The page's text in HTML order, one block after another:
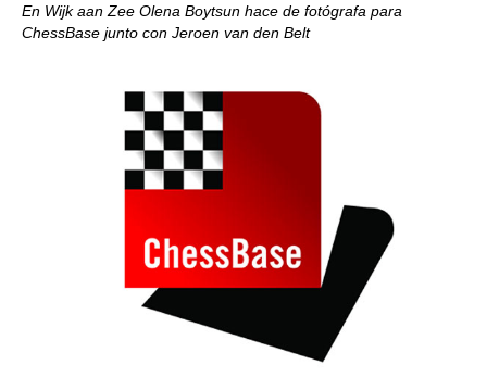
En Wijk aan Zee Olena Boytsun hace de fotógrafa para
ChessBase junto con Jeroen van den Belt